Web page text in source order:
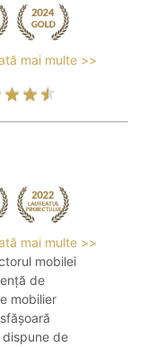
mai multe >>
mai multe >>
mobilei
de
mobilier
de